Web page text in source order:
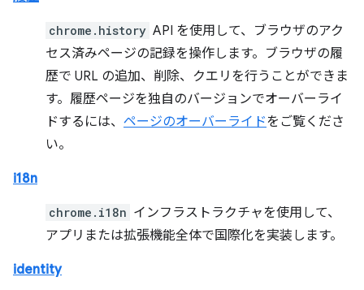
chrome.history API を使用して、ブラウザのアク
セス済みページの記録を操作します。ブラウザの履
歴で URL の追加、削除、クエリを行うことができま
す。履歴ページを独自のバージョンでオーバーライ
ドするには、 ページのオーバーライドをご覧くださ
い。
i18n
chrome.i18n インフラストラクチャを使用して、
アプリまたは拡張機能全体で国際化を実装します。
identity